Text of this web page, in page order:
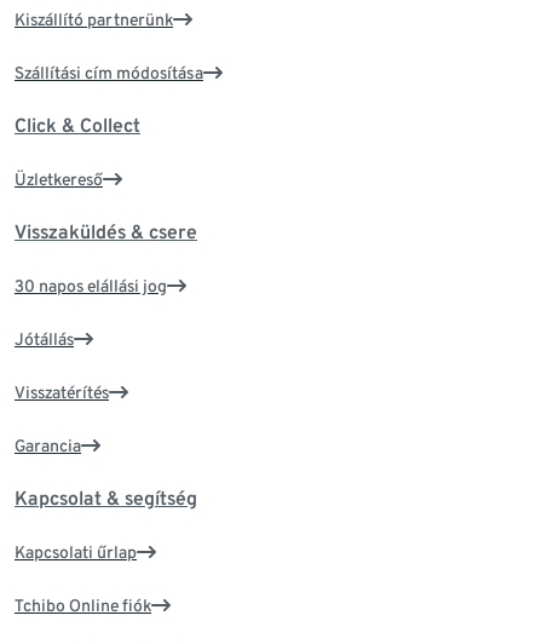
Kiszállító partnerünk
Szállítási cím módosítása
Click & Collect
Üzletkereső
Visszaküldés & csere
30 napos elállási jog
Jótállás
Visszatérítés
Garancia
Kapcsolat & segítség
Kapcsolati űrlap
Tchibo Online fiók